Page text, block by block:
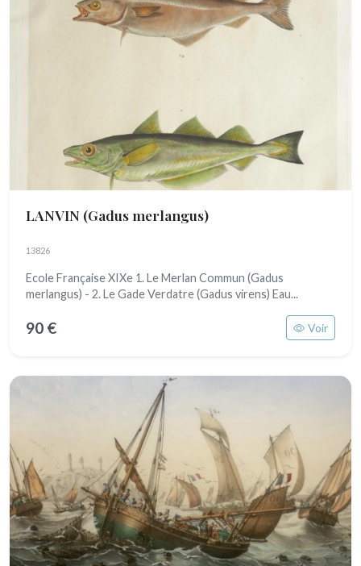
LANVIN (Gadus merlangus)
13826
Ecole Française XIXe 1. Le Merlan Commun (Gadus
merlangus) - 2. Le Gade Verdatre (Gadus virens) Eau...
90 € Voir